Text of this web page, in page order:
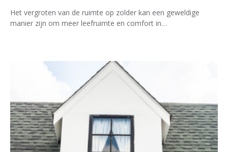
Het vergroten van de ruimte op zolder kan een geweldige
manier zijn om meer leefruimte en comfort in…